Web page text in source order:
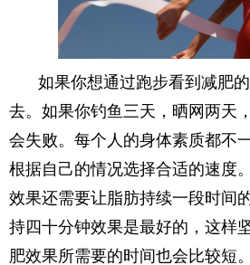
如果你想通过跑步看到减肥
去。如果你钓鱼三天，晒网两天
会失败。每个人的身体素质都不
根据自己的情况选择合适的速度
效果还需要让脂肪持续一段时间
持四十分钟效果是最好的，这样
肥效果所需要的时间也会比较短。